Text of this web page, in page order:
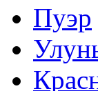
Пуэр